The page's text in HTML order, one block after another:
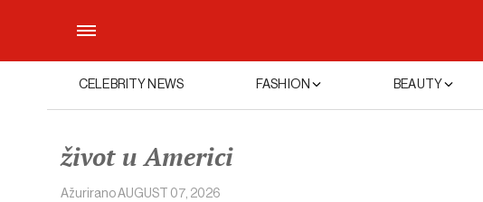
CELEBRITY NEWS FASHION BEAUTY
život u Americi
AžuriranoAUGUST 07, 2026